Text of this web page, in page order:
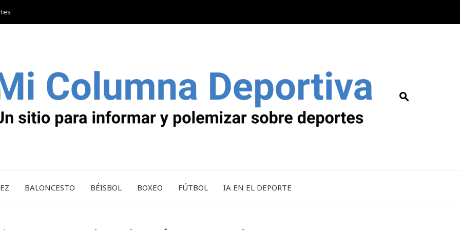
BALONCESTO BÉISBOL BOXEO FÚTBOL IA EN EL DEPORTE